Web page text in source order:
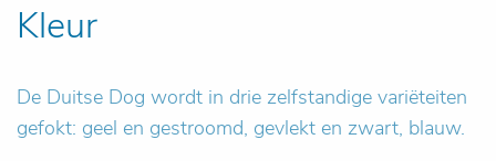
Kleur
De Duitse Dog wordt in drie zelfstandige variëteiten
gefokt: geel en gestroomd, gevlekt en zwart, blauw.